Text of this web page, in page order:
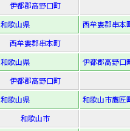
伊都郡高野口町
和歌山県
西牟婁郡串本
西牟婁郡串本町
和歌山県
伊都郡高野口
伊都郡高野口町
和歌山県
和歌山市鷹匠
和歌山市